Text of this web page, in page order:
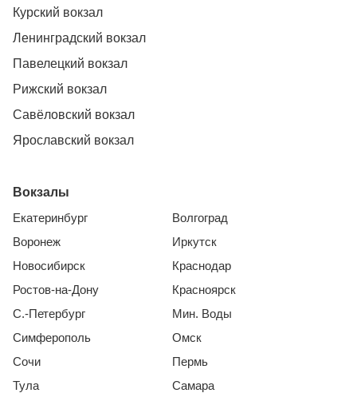
Курский вокзал
Ленинградский вокзал
Павелецкий вокзал
Рижский вокзал
Савёловский вокзал
Ярославский вокзал
Вокзалы
Екатеринбург
Воронеж
Новосибирск
Ростов-на-Дону
С.-Петербург
Симферополь
Сочи
Тула
Волгоград
Иркутск
Краснодар
Красноярск
Мин. Воды
Омск
Пермь
Самара